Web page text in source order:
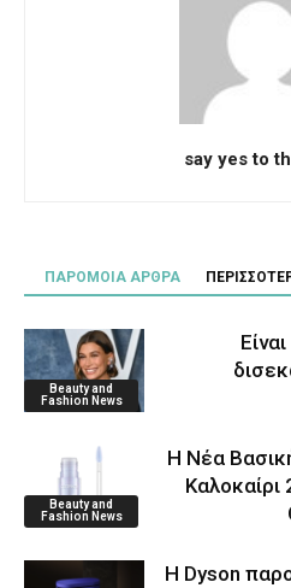
say yes to
ΠΑΡΟΜΟΙΑ ΑΡΘΡΑ
Beauty and
Fashion News
Beauty and
Fashion News
Η Νέα
Η Dyson